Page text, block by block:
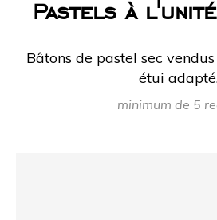
Pastels à l'unité
Bâtons de pastel sec
étui
minimum de 5